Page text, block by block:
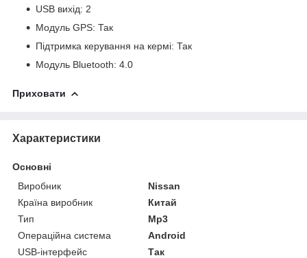
USB вихід: 2
Модуль GPS: Так
Підтримка керування на кермі: Так
Модуль Bluetooth: 4.0
Приховати
Характеристики
Основні
Виробник
Nissan
Країна виробник
Китай
Тип
Mp3
Операційна система
Android
USB-інтерфейс
Так